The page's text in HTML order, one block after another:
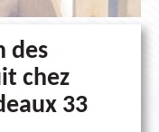
des
chez
33